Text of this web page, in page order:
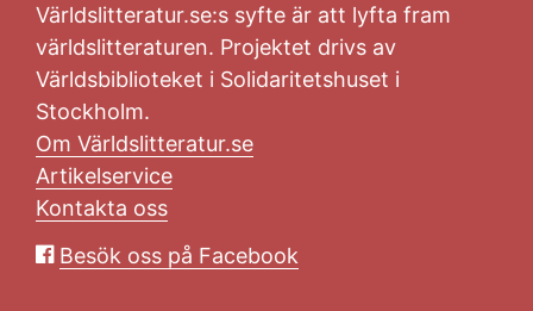
Världslitteratur.se:s syfte är att lyfta fram
världslitteraturen. Projektet drivs av
Världsbiblioteket i Solidaritetshuset i
Stockholm.
Om Världslitteratur.se
Artikelservice
Kontakta oss
Besök oss på Facebook